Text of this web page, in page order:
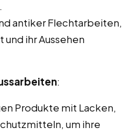
antiker Flechtarbeiten,
ihr Aussehen
:
Produkte mit Lacken,
um ihre